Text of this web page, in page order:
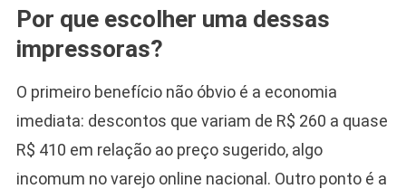
Por que escolher uma dessas
impressoras?
O primeiro benefício não óbvio é a economia
imediata: descontos que variam de R$ 260 a quase
R$ 410 em relação ao preço sugerido, algo
incomum no varejo online nacional. Outro ponto é a